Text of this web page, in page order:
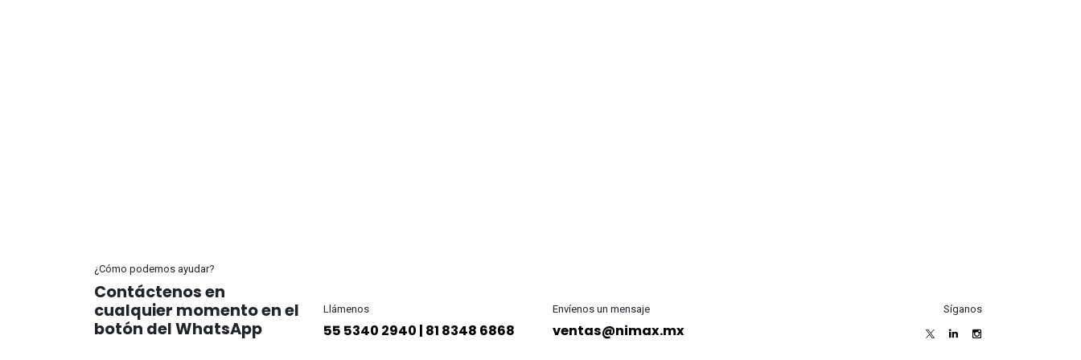
¿Cómo podemos ayudar?
Contáctenos en
cualquier momento en el
botón del WhatsApp
Llámenos
55 5340 2940 | 81 8348 6868
Envíenos un mensaje
ventas@nimax.mx
Síganos